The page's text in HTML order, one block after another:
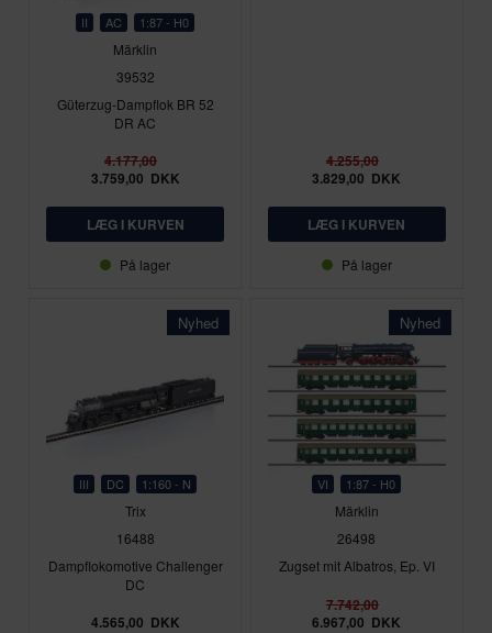
II AC 1:87 - H0
Märklin
39532
Güterzug-Dampflok BR 52
DR AC
4.177,00
3.759,00 DKK
På lager
4.255,00
3.829,00 DKK
På lager
Nyhed
III DC 1:160 - N
Trix
16488
Dampflokomotive Challenger
DC
4.565,00 DKK
Nyhed
VI 1:87 - H0
Märklin
26498
Zugset mit Albatros, Ep. VI
7.742,00
6.967,00 DKK